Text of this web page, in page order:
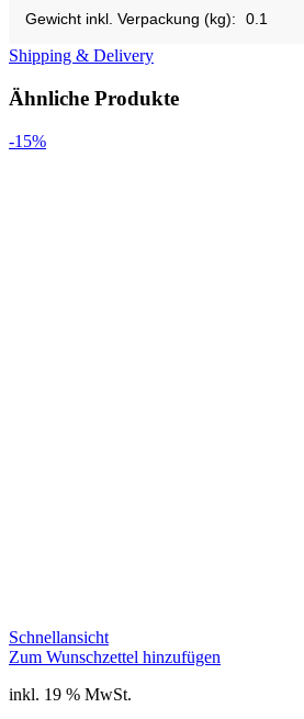
Gewicht inkl. Verpackung (kg): 0.1
Shipping & Delivery
Ähnliche Produkte
-15%
Schnellansicht
Zum Wunschzettel hinzufügen
inkl. 19 % MwSt.